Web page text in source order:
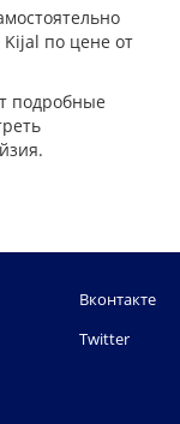
по цене от
подробные
Вконтакте
Twitter